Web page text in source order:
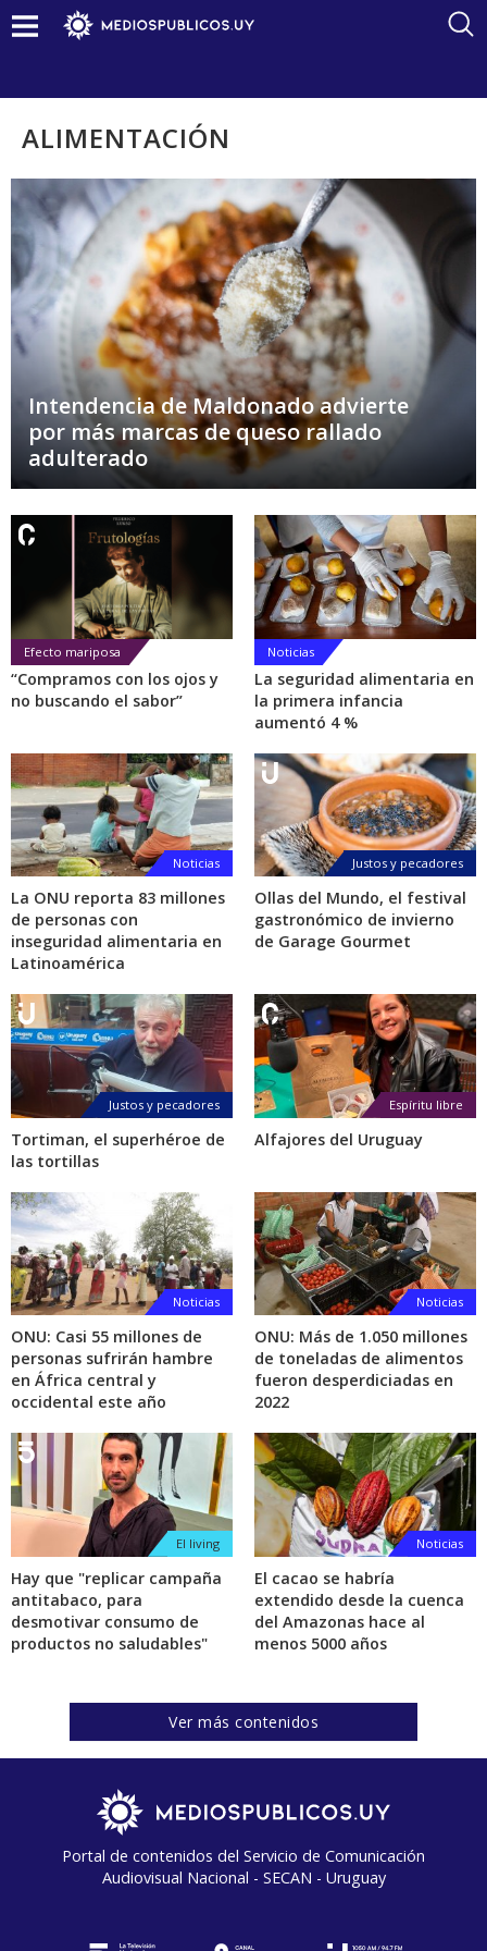
ALIMENTACIÓN
Intendencia de Maldonado advierte
por más marcas de queso rallado
adulterado
Efecto mariposa
“Compramos con los ojos y
no buscando el sabor”
Noticias
La seguridad alimentaria en
la primera infancia
aumentó 4 %
Noticias
La ONU reporta 83 millones
de personas con
inseguridad alimentaria en
Latinoamérica
Justos y pecadores
Ollas del Mundo, el festival
gastronómico de invierno
de Garage Gourmet
Justos y pecadores
Tortiman, el superhéroe de
las tortillas
Espíritu libre
Alfajores del Uruguay
Noticias
ONU: Casi 55 millones de
personas sufrirán hambre
en África central y
occidental este año
Noticias
ONU: Más de 1.050 millones
de toneladas de alimentos
fueron desperdiciadas en
2022
El living
Hay que "replicar campaña
antitabaco, para
desmotivar consumo de
productos no saludables"
Noticias
El cacao se habría
extendido desde la cuenca
del Amazonas hace al
menos 5000 años
Ver más contenidos
Portal de contenidos del Servicio de Comunicación
Audiovisual Nacional - SECAN - Uruguay